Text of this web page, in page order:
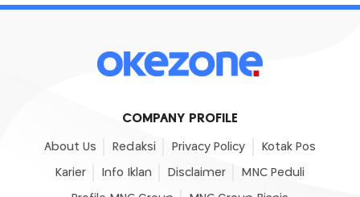
COMPANY PROFILE
About Us Redaksi Privacy Policy Kotak Pos
Karier Info Iklan Disclaimer MNC Peduli